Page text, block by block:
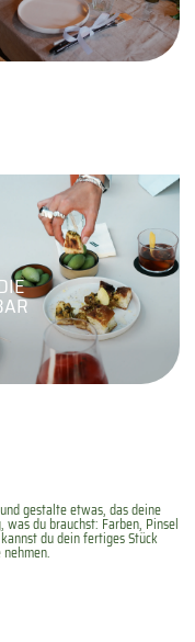
gestalte etwas, das deine
du brauchst: Farben, Pinsel
du dein fertiges Stück